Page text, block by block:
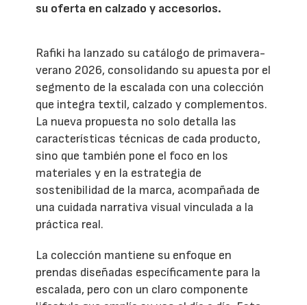
su oferta en calzado y accesorios.
Rafiki ha lanzado su catálogo de primavera-
verano 2026, consolidando su apuesta por el
segmento de la escalada con una colección
que integra textil, calzado y complementos.
La nueva propuesta no solo detalla las
características técnicas de cada producto,
sino que también pone el foco en los
materiales y en la estrategia de
sostenibilidad de la marca, acompañada de
una cuidada narrativa visual vinculada a la
práctica real.
La colección mantiene su enfoque en
prendas diseñadas específicamente para la
escalada, pero con un claro componente